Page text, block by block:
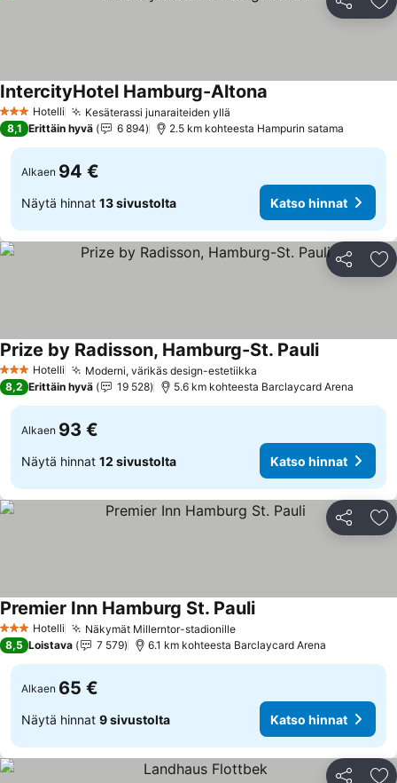
Jaa
3 Tähtiluokitus
Hotelli Kesäterassi junaraiteiden yllä
IntercityHotel Hamburg-Altona
8,1 Erittäin hyvä 6 894 2.5 km kohteesta Hampurin satama
Alkaen 94 €
Näytä hinnat 13 sivustolta Katso hinnat
Jaa
3 Tähtiluokitus
Hotelli Moderni, värikäs design-estetiikka
Prize by Radisson, Hamburg-St. PauliKatso
8,2 Erittäin hyvä 19 528 5.6 km kohteesta Barclaycard Arena
Alkaen 93 €
Näytä hinnat 12 sivustolta Katso hinnat
Jaa
3 Tähtiluokitus
Hotelli Näkymät Millerntor-stadionilleKatso hinnat
Premier Inn Hamburg St. PauliKatso hinnat
8,5 Loistava 7 579 6.1 km kohteesta Barclaycard Arena
Alkaen 65 €
Näytä hinnat 9 sivustolta Katso hinnat